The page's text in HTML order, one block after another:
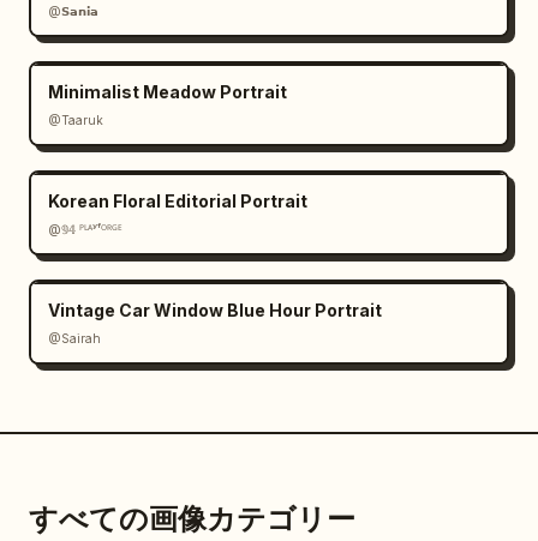
@𝗦𝗮𝗻𝗶𝗮
Minimalist Meadow Portrait
@Taaruk
Korean Floral Editorial Portrait
@𝟡𝟜 ᴾᴸᴬʸᶠᴼᴿᴳᴱ
Vintage Car Window Blue Hour Portrait
@Sairah
すべての画像カテゴリー